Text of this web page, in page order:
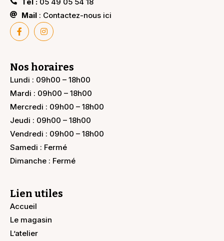
Mail: Contactez-nous ici
Nos horaires
Lundi : 09h00 – 18h00
Mardi : 09h00 – 18h00
Mercredi : 09h00 – 18h00
Jeudi : 09h00 – 18h00
Vendredi : 09h00 – 18h00
Samedi : Fermé
Dimanche : Fermé
Lien utiles
Accueil
Le magasin
L’atelier